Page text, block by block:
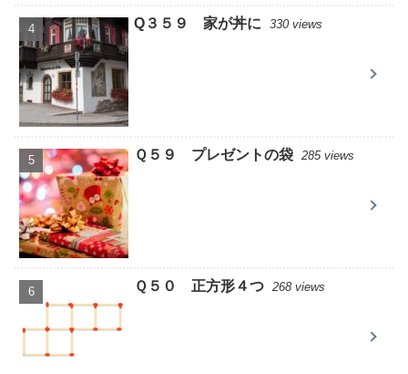
Q３５９ 家が丼に 330 views
Ｑ５９ プレゼントの袋 285 views
Ｑ５０ 正方形４つ 268 views